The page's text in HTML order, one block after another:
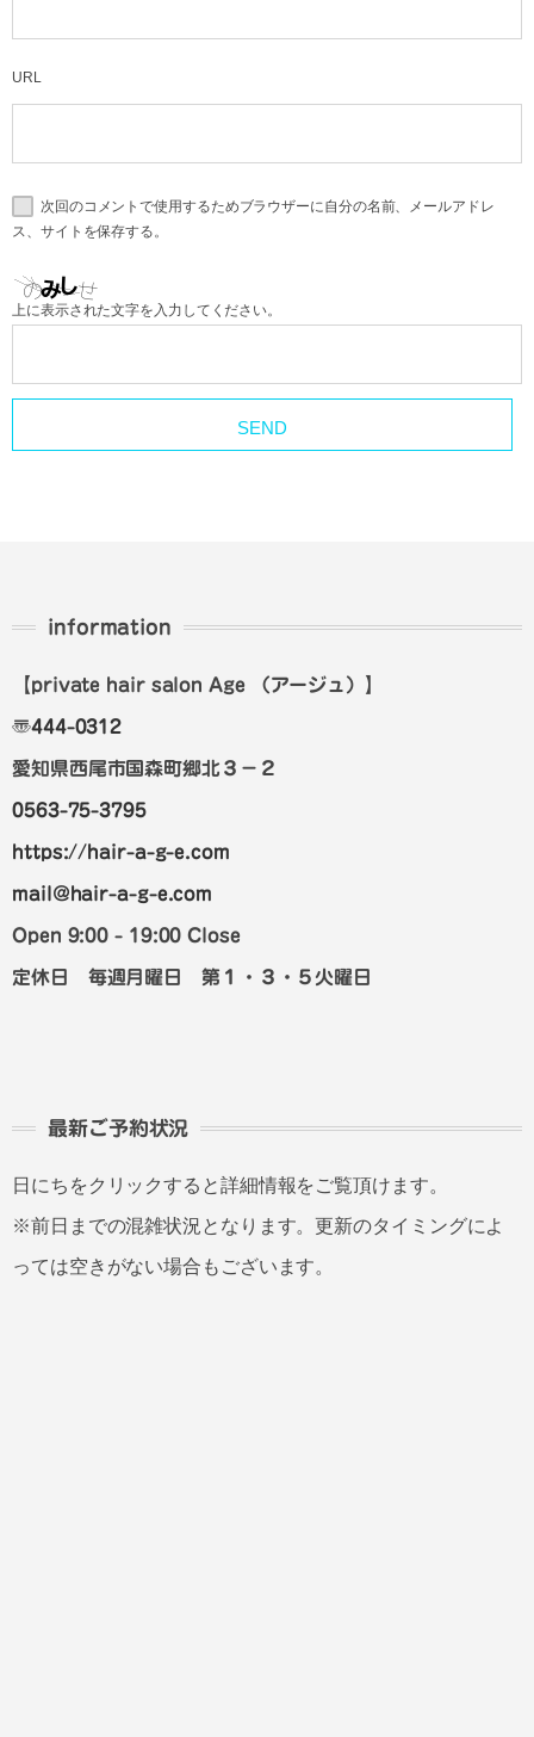
URL
次回のコメントで使用するためブラウザーに自分の名前、メールアドレ
ス、サイトを保存する。
上に表示された文字を入力してください。
information
【private hair salon Age （アージュ） 】
〠444-0312
愛知県西尾市国森町郷北３－２
0563-75-3795
https://hair-a-g-e.com
mail@hair-a-g-e.com
Open 9:00 - 19:00 Close
定休日 毎週月曜日 第１・３・５火曜日
最新ご予約状況
日にちをクリックすると詳細情報をご覧頂けます。
※前日までの混雑状況となります。更新のタイミングによ
っては空きがない場合もございます。